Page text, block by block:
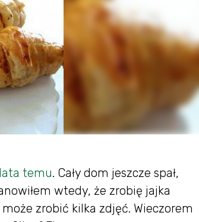
temu. Cały dom jeszcze spał,
wtedy, że zrobię jajka
zrobić kilka zdjęć. Wieczorem